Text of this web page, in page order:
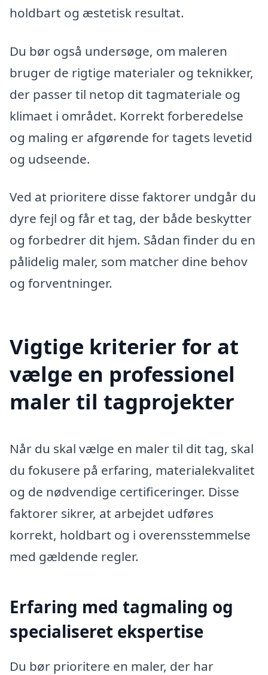
holdbart og æstetisk resultat.
Du bør også undersøge, om maleren
bruger de rigtige materialer og teknikker,
der passer til netop dit tagmateriale og
klimaet i området. Korrekt forberedelse
og maling er afgørende for tagets levetid
og udseende.
Ved at prioritere disse faktorer undgår du
dyre fejl og får et tag, der både beskytter
og forbedrer dit hjem. Sådan finder du en
pålidelig maler, som matcher dine behov
og forventninger.
Vigtige kriterier for at
vælge en professionel
maler til tagprojekter
Når du skal vælge en maler til dit tag, skal
du fokusere på erfaring, materialekvalitet
og de nødvendige certificeringer. Disse
faktorer sikrer, at arbejdet udføres
korrekt, holdbart og i overensstemmelse
med gældende regler.
Erfaring med tagmaling og
specialiseret ekspertise
Du bør prioritere en maler, der har